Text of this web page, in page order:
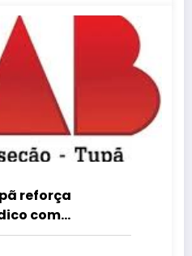
reforça
com
Turma do